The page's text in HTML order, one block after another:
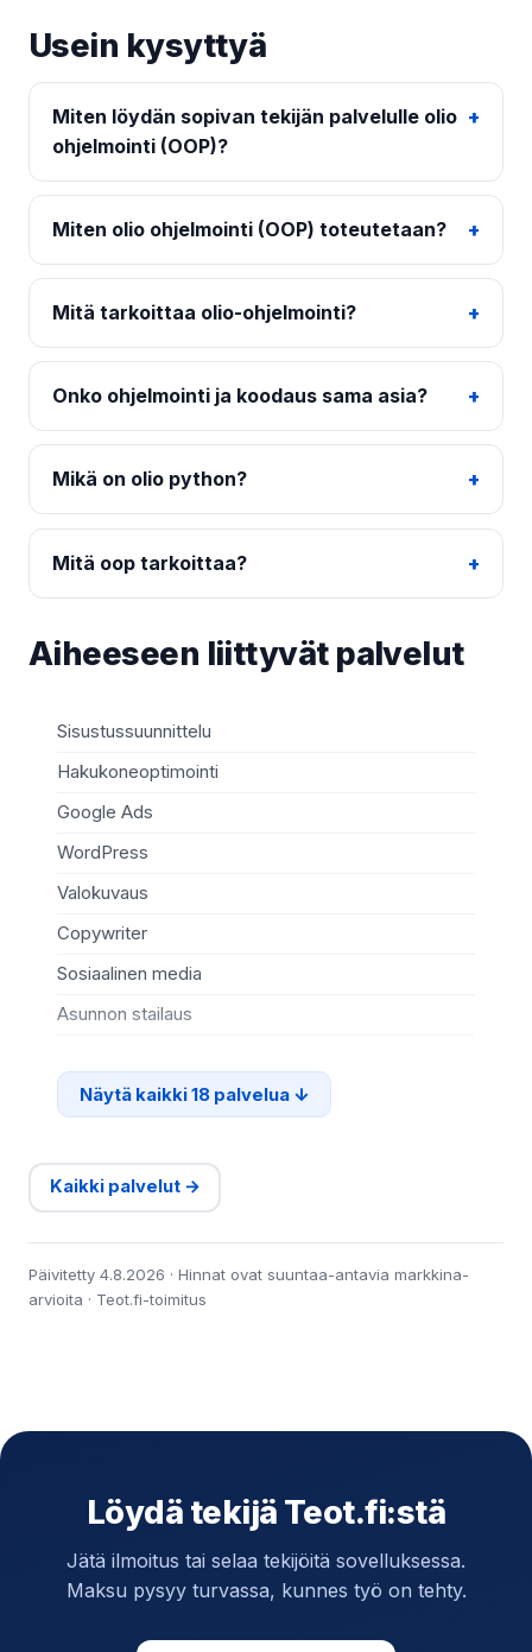
Usein kysyttyä
Miten löydän sopivan tekijän palvelulle olio
ohjelmointi (OOP)?
Miten olio ohjelmointi (OOP) toteutetaan?
Mitä tarkoittaa olio-ohjelmointi?
Onko ohjelmointi ja koodaus sama asia?
Mikä on olio python?
Mitä oop tarkoittaa?
Aiheeseen liittyvät palvelut
Sisustussuunnittelu
Hakukoneoptimointi
Google Ads
WordPress
Valokuvaus
Copywriter
Sosiaalinen media
Asunnon stailaus
Näytä kaikki 18 palvelua
Kaikki palvelut →
Päivitetty 4.8.2026 · Hinnat ovat suuntaa-antavia markkina-
arvioita · Teot.fi-toimitus
Löydä tekijä Teot.fi:stä
Jätä ilmoitus tai selaa tekijöitä sovelluksessa.
Maksu pysyy turvassa, kunnes työ on tehty.